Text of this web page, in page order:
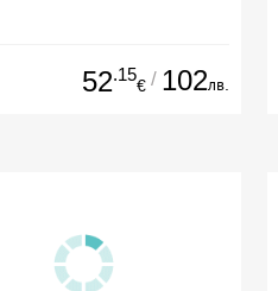
52.15
€ / 102лв.